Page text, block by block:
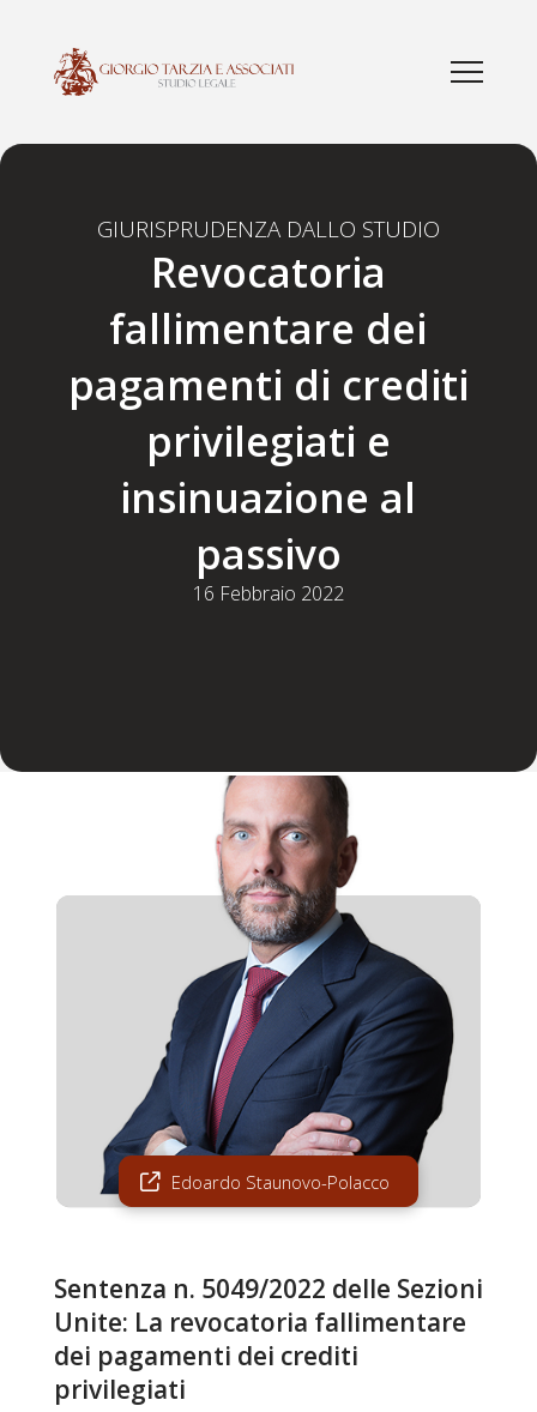
GIURISPRUDENZA DALLO STUDIO
Revocatoria
fallimentare dei
pagamenti di crediti
privilegiati e
insinuazione al
passivo
16 Febbraio 2022
Edoardo Staunovo-Polacco
Sentenza n. 5049/2022 delle Sezioni
Unite: La revocatoria fallimentare
dei pagamenti dei crediti
privilegiati